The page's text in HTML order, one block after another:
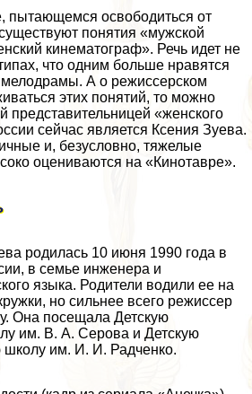
пытающемся освободиться от
понятия «мужской
кинематограф». Речь идет не
что одним больше нравятся
А о режиссерском
этих понятий, то можно
представительницей «женского
сейчас является Ксения Зуева.
и, безусловно, тяжелые
оцениваются на «Кинотавре».
родилась 10 июня 1990 года в
в семье инженера и
языка. Родители водили ее на
но сильнее всего режиссер
Она посещала Детскую
им. В. А. Серова и Детскую
школу им. И. И. Радченко.